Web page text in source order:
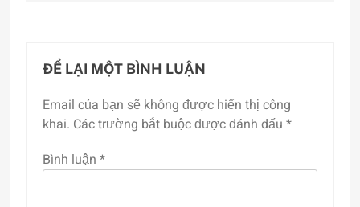
ĐỂ LẠI MỘT BÌNH LUẬN
Email của bạn sẽ không được hiển thị công
khai. Các trường bắt buộc được đánh dấu *
Bình luận *